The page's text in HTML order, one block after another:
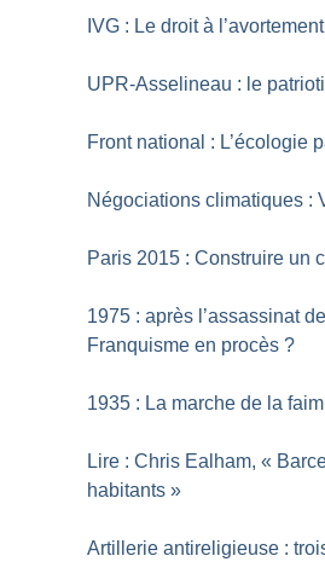
IVG : Le droit à
UPR-Asselineau : le
Front national : L’écologie
Négociations climatiques :
Paris 2015 : Construire un
1975 : après l’assassinat
Franquisme en procès ?
1935 : La marche de la
Lire : Chris Ealham, «
habitants »
Artillerie antireligieuse :